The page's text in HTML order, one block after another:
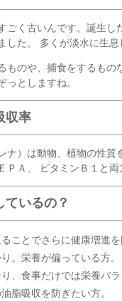
ごく古いんです。誕生
した。 多くが淡水に生
ものや、捕食をするも
っとしますね。
収率
ナ）は動物、植物の性
ＰＡ、 ビタミンＢ１と両
ているの？
ことでさらに健康増進を
。栄養が偏っている方。
、食事だけでは栄養バ
脂吸収を防ぎたい方。